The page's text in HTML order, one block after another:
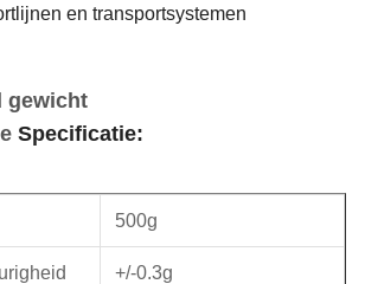
en transportsystemen
gewicht
Specificatie:
500g
+/-0.3g